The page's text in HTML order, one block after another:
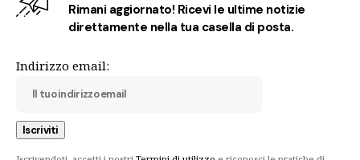
Rimani aggiornato! Ricevi le ultime notizie
direttamente nella tua casella di posta.
Indirizzo email: